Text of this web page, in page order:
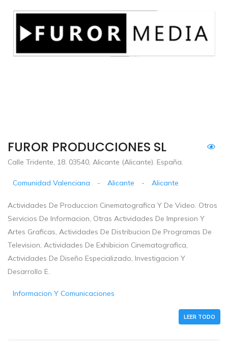
FUROR PRODUCCIONES SL
Calle Tridente, 18. 03540, Alicante (Alicante). España.
Comunidad Valenciana - Alicante - Alicante
Actividades De Produccion Cinematografica Y De Video. Otros
Servicios De Informacion, Otras Actividades De Impresion Y
Artes Graficas, Actividades De Distribucion De Programas De
Television, Actividades De Exhibicion Cinematografica,
Actividades De Diseño Especializado, Investigacion Y
Desarrollo E.
Informacion Y Comunicaciones
LEER TODO